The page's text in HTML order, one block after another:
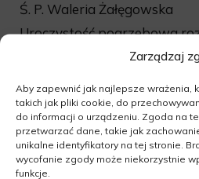
Zarządzaj
Aby zapewnić jak najlepsze wrażenia,
takich jak pliki cookie, do
do informacji o urządzeniu. Zgoda na
przetwarzać dane, takie jak
unikalne identyfikatory na tej stronie.
wycofanie zgody może niekorzystnie
funkcje.
Ś. P. Waleria Żałęgowska
Uroczystość pogrzebowa
22.10.2016r. o godz. 11:30
Następnie odbędzie się msza
po której nastąpi
cmentarz parafialny w
O czym zawiadamia
Rodzina.